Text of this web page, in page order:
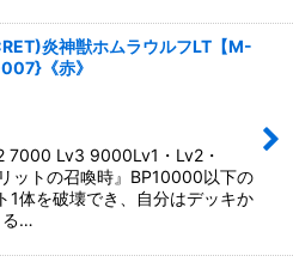
炎神獣ホムラウルフLT【M-
《赤》
Lv3 9000Lv1・Lv2・
ットの召喚時』BP10000以下の
1体を破壊でき、自分はデッキか
る…